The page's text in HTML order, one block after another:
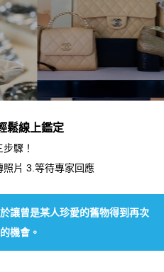
鬆線上鑑定
驟！
照片 3.等待專家回應
讓曾是某人珍愛的舊物得到再次
機會。